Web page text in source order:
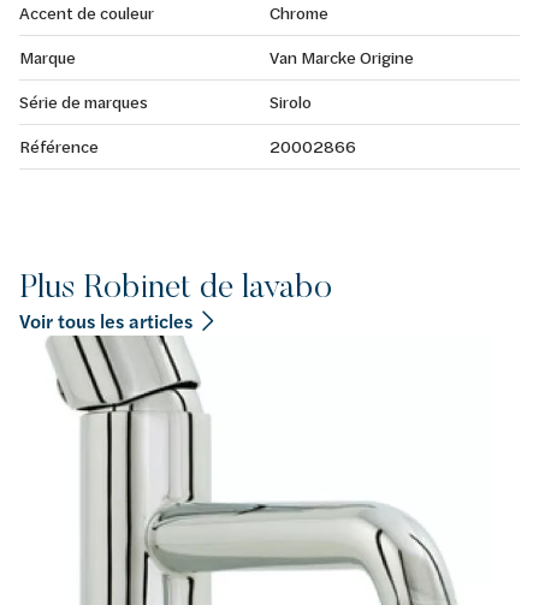
Accent de couleur
Chrome
Marque
Van Marcke Origine
Série de marques
Sirolo
Référence
20002866
Plus Robinet de lavabo
Voir tous les articles